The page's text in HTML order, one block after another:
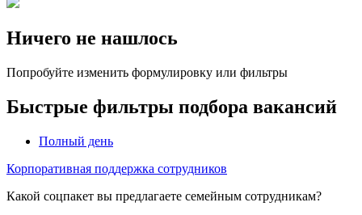
Ничего не нашлось
Попробуйте изменить формулировку или фильтры
Быстрые фильтры подбора вакансий
Полный день
Корпоративная поддержка сотрудников
Какой соцпакет вы предлагаете семейным сотрудникам?